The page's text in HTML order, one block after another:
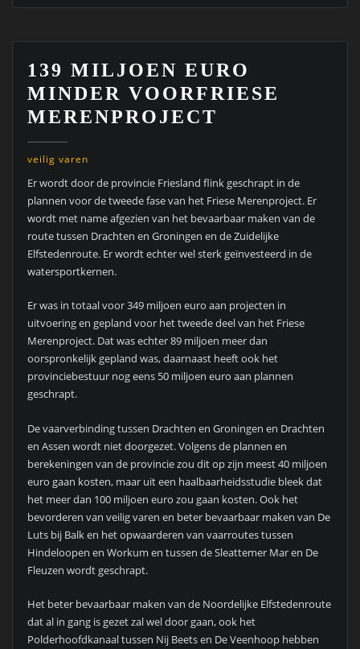
139 MILJOEN EURO
MINDER VOORFRIESE
MERENPROJECT
veilig varen
Er wordt door de provincie Friesland flink geschrapt in de
plannen voor de tweede fase van het Friese Merenproject. Er
wordt met name afgezien van het bevaarbaar maken van de
route tussen Drachten en Groningen en de Zuidelijke
Elfstedenroute. Er wordt echter wel sterk geïnvesteerd in de
watersportkernen.
Er was in totaal voor 349 miljoen euro aan projecten in
uitvoering en gepland voor het tweede deel van het Friese
Merenproject. Dat was echter 89 miljoen meer dan
oorspronkelijk gepland was, daarnaast heeft ook het
provinciebestuur nog eens 50 miljoen euro aan plannen
geschrapt.
De vaarverbinding tussen Drachten en Groningen en Drachten
en Assen wordt niet doorgezet. Volgens de plannen en
berekeningen van de provincie zou dit op zijn meest 40 miljoen
euro gaan kosten, maar uit een haalbaarheidsstudie bleek dat
het meer dan 100 miljoen euro zou gaan kosten. Ook het
bevorderen van veilig varen en beter bevaarbaar maken van De
Luts bij Balk en het opwaarderen van vaarroutes tussen
Hindeloopen en Workum en tussen de Sleattemer Mar en De
Fleuzen wordt geschrapt.
Het beter bevaarbaar maken van de Noordelijke Elfstedenroute
dat al in gang is gezet zal wel door gaan, ook het
Polderhoofdkanaal tussen Nij Beets en De Veenhoop hebben